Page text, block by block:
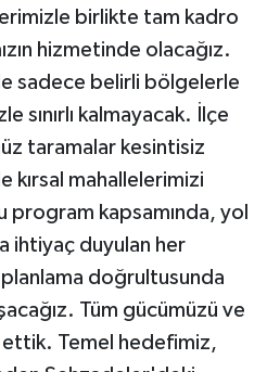
birlikte tam kadro
hizmetinde olacağız.
sadece belirli bölgelerle
sınırlı kalmayacak. İlçe
taramalar kesintisiz
kırsal mahallelerimizi
kapsamında, yol
ihtiyaç duyulan her
planlama doğrultusunda
Tüm gücümüzü ve
ettik. Temel hedefimiz,